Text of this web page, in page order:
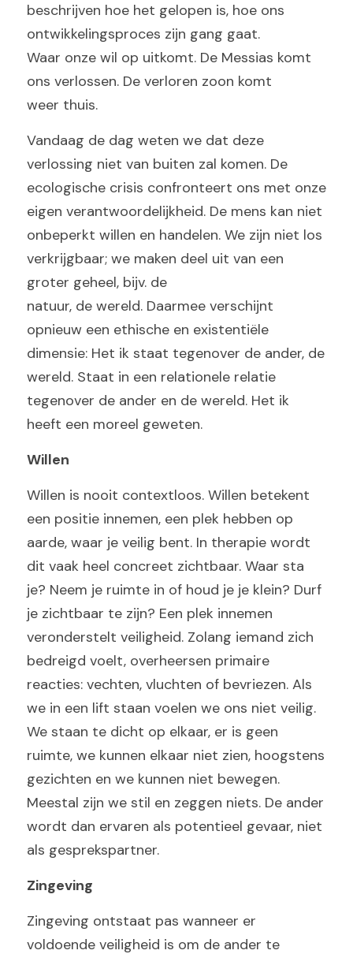
beschrijven hoe het gelopen is, hoe ons
ontwikkelingsproces zijn gang gaat.
Waar onze wil op uitkomt. De Messias komt
ons verlossen. De verloren zoon komt
weer thuis.
Vandaag de dag weten we dat deze
verlossing niet van buiten zal komen. De
ecologische crisis confronteert ons met onze
eigen verantwoordelijkheid. De mens kan niet
onbeperkt willen en handelen. We zijn niet los
verkrijgbaar; we maken deel uit van een
groter geheel, bijv. de
natuur, de wereld. Daarmee verschijnt
opnieuw een ethische en existentiële
dimensie: Het ik staat tegenover de ander, de
wereld. Staat in een relationele relatie
tegenover de ander en de wereld. Het ik
heeft een moreel geweten.
Willen
Willen is nooit contextloos. Willen betekent
een positie innemen, een plek hebben op
aarde, waar je veilig bent. In therapie wordt
dit vaak heel concreet zichtbaar. Waar sta
je? Neem je ruimte in of houd je je klein? Durf
je zichtbaar te zijn? Een plek innemen
veronderstelt veiligheid. Zolang iemand zich
bedreigd voelt, overheersen primaire
reacties: vechten, vluchten of bevriezen. Als
we in een lift staan voelen we ons niet veilig.
We staan te dicht op elkaar, er is geen
ruimte, we kunnen elkaar niet zien, hoogstens
gezichten en we kunnen niet bewegen.
Meestal zijn we stil en zeggen niets. De ander
wordt dan ervaren als potentieel gevaar, niet
als gesprekspartner.
Zingeving
Zingeving ontstaat pas wanneer er
voldoende veiligheid is om de ander te